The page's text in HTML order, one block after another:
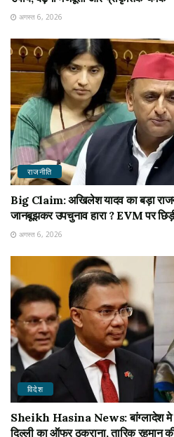
अगस्त 6, 2026
राजनीति
Big Claim: अखिलेश यादव का बड़ा
जानबूझकर उपचुनाव हारा ? EVM पर
अगस्त 6, 2026
विदेश
Sheikh Hasina News: बांग्लादेश मे
दिल्ली का ऑफर ठुकराना, तारिक रहमान